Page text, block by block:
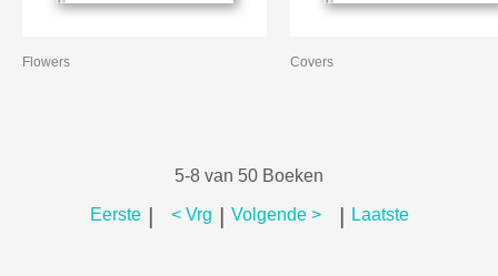
Flowers Covers
5-8 van 50 Boeken
Eerste | < Vrg | Volgende > | Laatste